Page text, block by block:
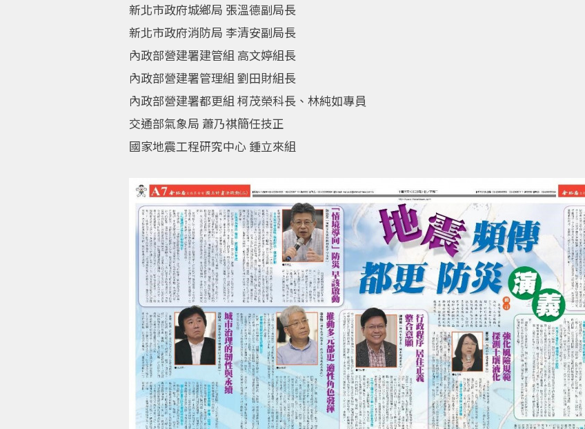
新北市政府城鄉局 張溫德副局長
新北市政府消防局 李清安副局長
內政部營建署建管組 高文婷組長
內政部營建署管理組 劉田財組長
內政部營建署都更組 柯茂榮科長、林純如專員
交通部氣象局 蕭乃祺簡任技正
國家地震工程研究中心 鍾立來組